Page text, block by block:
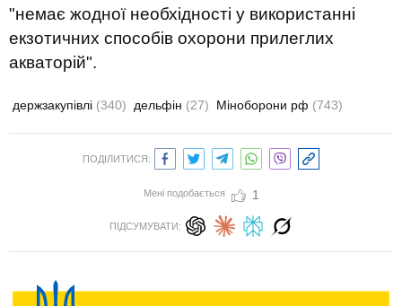
"немає жодної необхідності у використанні
екзотичних способів охорони прилеглих
акваторій".
держзакупівлі (340) дельфін (27) Міноборони рф (743)
ПОДІЛИТИСЯ:
Мені подобається 1
ПІДСУМУВАТИ: